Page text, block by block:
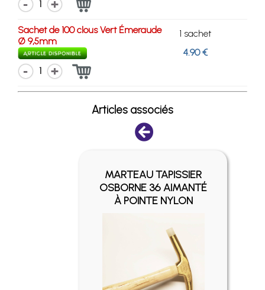
1
Sachet de 100 clous Vert Émeraude
Ø 9,5mm
1 sachet
4.90 €
1
Articles associés
MARTEAU TAPISSIER
OSBORNE 36 AIMANTÉ
À POINTE NYLON